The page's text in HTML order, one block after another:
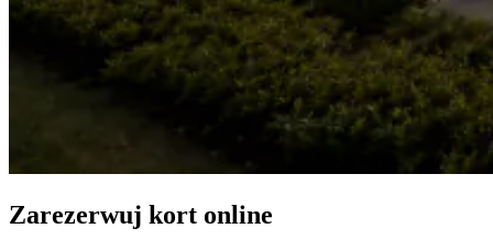
Zarezerwuj kort online